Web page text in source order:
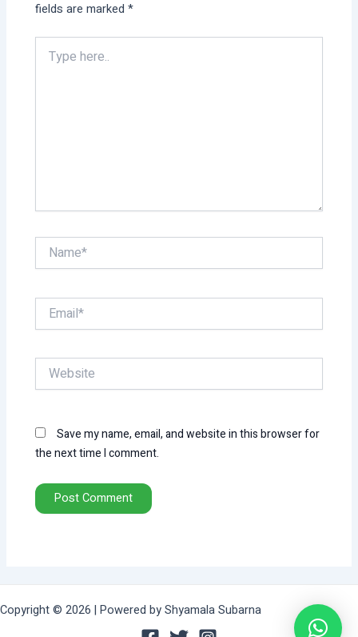
fields are marked*
here..
Name*
Email*
Website
Save my name, email, and website in this browser for
the next time I comment.
Copyright © 2026 | Powered by Shyamala Subarna